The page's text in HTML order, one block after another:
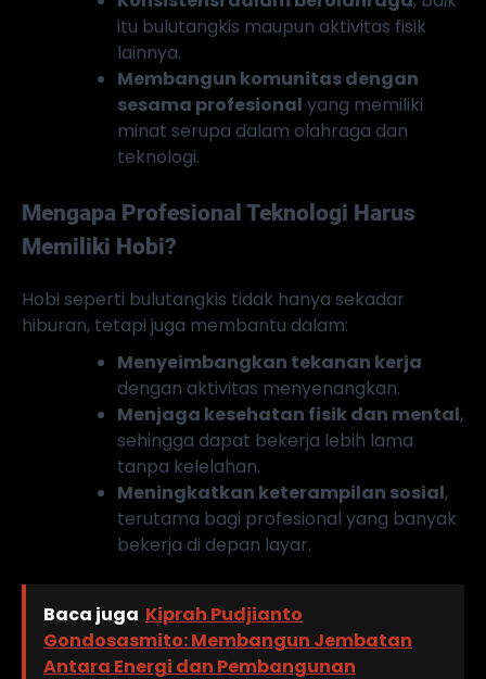
itu bulutangkis maupun aktivitas fisik
lainnya.
Membangun komunitas dengan
sesama profesional yang memiliki
minat serupa dalam olahraga dan
teknologi.
Mengapa Profesional Teknologi Harus
Memiliki Hobi?
Hobi seperti bulutangkis tidak hanya sekadar
hiburan, tetapi juga membantu dalam:
Menyeimbangkan tekanan kerja
dengan aktivitas menyenangkan.
Menjaga kesehatan fisik dan mental,
sehingga dapat bekerja lebih lama
tanpa kelelahan.
Meningkatkan keterampilan sosial,
terutama bagi profesional yang banyak
bekerja di depan layar.
Baca juga Kiprah Pudjianto
Gondosasmito: Membangun Jembatan
Antara Energi dan Pembangunan